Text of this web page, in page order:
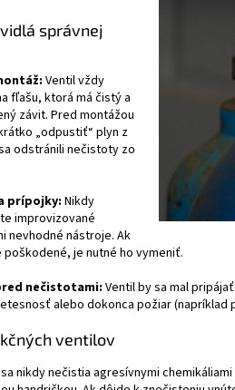
správnej
Ventil vždy
fľašu, ktorá má čistý a
závit. Pred montážou
„odpustiť“ plyn z
odstránili nečistoty zo
prípojky: Nikdy
improvizované
nevhodné nástroje. Ak
je nutné ho vymeniť.
nečistotami:Ventil by sa mal
alebo dokonca požiar (napríklad
ventilov
nikdy nečistia agresívnymi